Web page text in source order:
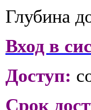
Глубина
Вход в
Доступ:
Срок